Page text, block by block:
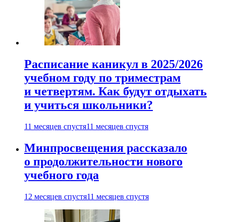
Расписание каникул в 2025/2026
учебном году по триместрам
и четвертям. Как будут отдыхать
и учиться школьники?
11 месяцев спустя11 месяцев спустя
Минпросвещения рассказало
о продолжительности нового
учебного года
12 месяцев спустя11 месяцев спустя